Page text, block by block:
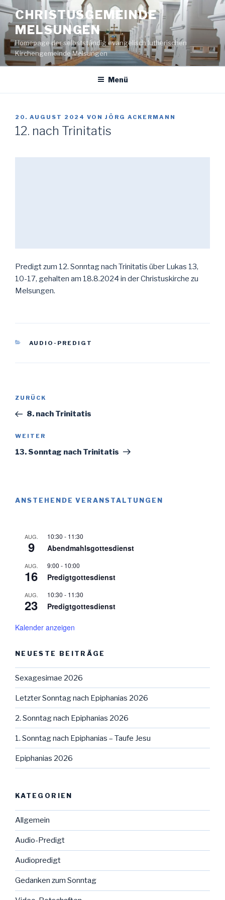
Zum
Inhalt
springen
CHRISTUSGEMEINDE
MELSUNGEN
Homepage der selbstständig evangelisch lutherischen
Kirchengemeinde Melsungen
Menü
VERÖFFENTLICHT
AM
20. AUGUST 2024 VON JÖRG ACKERMANN
12. nach Trinitatis
Predigt zum 12. Sonntag nach Trinitatis über Lukas 13,
10-17, gehalten am 18.8.2024 in der Christuskirche zu
Melsungen.
KATEGORIEN
AUDIO-PREDIGT
Beitragsnavigation
Vorheriger
Beitrag
ZURÜCK
8. nach Trinitatis
Nächster
Beitrag
WEITER
13. Sonntag nach Trinitatis
ANSTEHENDE VERANSTALTUNGEN
AUG.
9
10:30 - 11:30
Abendmahlsgottesdienst
AUG.
16
9:00 - 10:00
Predigtgottesdienst
AUG.
23
10:30 - 11:30
Predigtgottesdienst
Kalender anzeigen
NEUESTE BEITRÄGE
Sexagesimae 2026
Letzter Sonntag nach Epiphanias 2026
2. Sonntag nach Epiphanias 2026
1. Sonntag nach Epiphanias – Taufe Jesu
Epiphanias 2026
KATEGORIEN
Allgemein
Audio-Predigt
Audiopredigt
Gedanken zum Sonntag